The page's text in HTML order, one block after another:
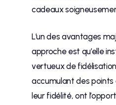
cadeaux
L’un des avantages
approche est qu’elle
vertueux de
accumulant des
leur fidélité, ont